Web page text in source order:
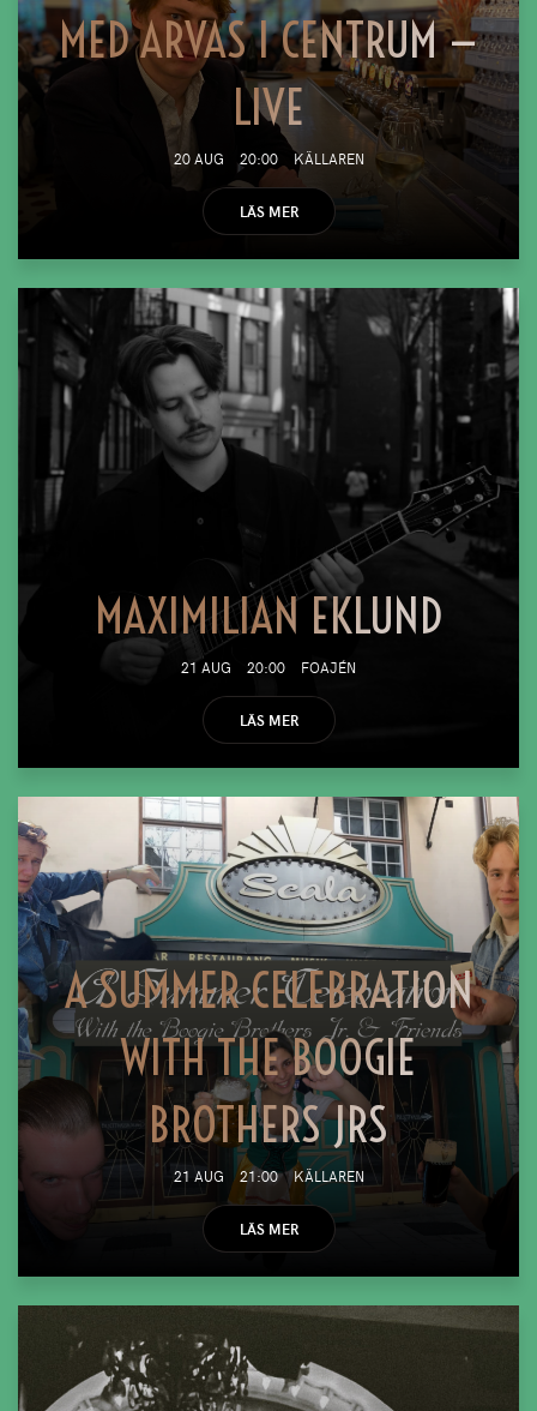
MED ARVAS I CENTRUM —
LIVE
20 AUG 20:00 KÄLLAREN
LÄS MER
MAXIMILIAN EKLUND
21 AUG 20:00 FOAJÉN
LÄS MER
A SUMMER CELEBRATION
WITH THE BOOGIE
BROTHERS JRS
21 AUG 21:00 KÄLLAREN
LÄS MER